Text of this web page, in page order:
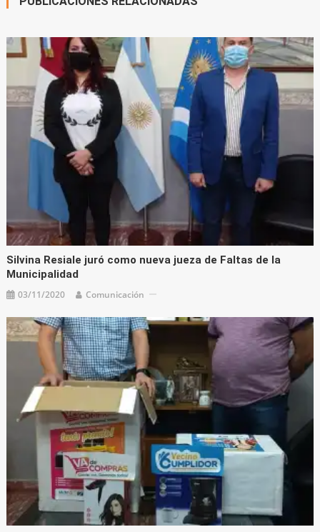
Silvina Resiale juró como nueva jueza de Faltas de la
Municipalidad
03/11/2020 Comunicación